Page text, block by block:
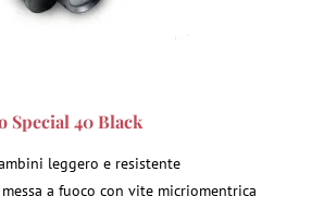
Special 40 Black
leggero e resistente
a fuoco con vite micriomentrica